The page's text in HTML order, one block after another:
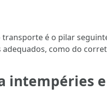
é o pilar
como do
intempéries